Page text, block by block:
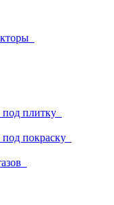
плитку
покраску